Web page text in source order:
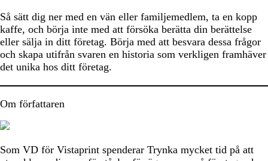
Så sätt dig ner med en vän eller familjemedlem, ta en kopp
kaffe, och börja inte med att försöka berätta din berättelse
eller sälja in ditt företag. Börja med att besvara dessa frågor
och skapa utifrån svaren en historia som verkligen framhäver
det unika hos ditt företag.
Om författaren
Som VD för Vistaprint spenderar Trynka mycket tid på att